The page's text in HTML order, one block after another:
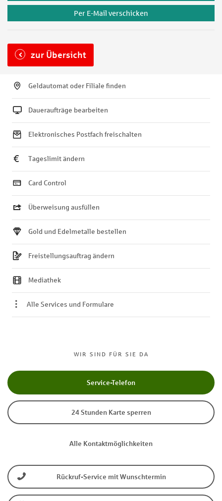
Per E-Mail verschicken
zur Übersicht
WIR SIND FÜR SIE DA
Service-Telefon
24 Stunden Karte sperren
Alle Kontaktmöglichkeiten
Rückruf-Service mit Wunschtermin
Geldautomat oder Filiale finden
Daueraufträge bearbeiten
Elektronisches Postfach freischalten
Tageslimit ändern
Card Control
Überweisung ausfüllen
Gold und Edelmetalle bestellen
Freistellungsauftrag ändern
Mediathek
Alle Services und Formulare